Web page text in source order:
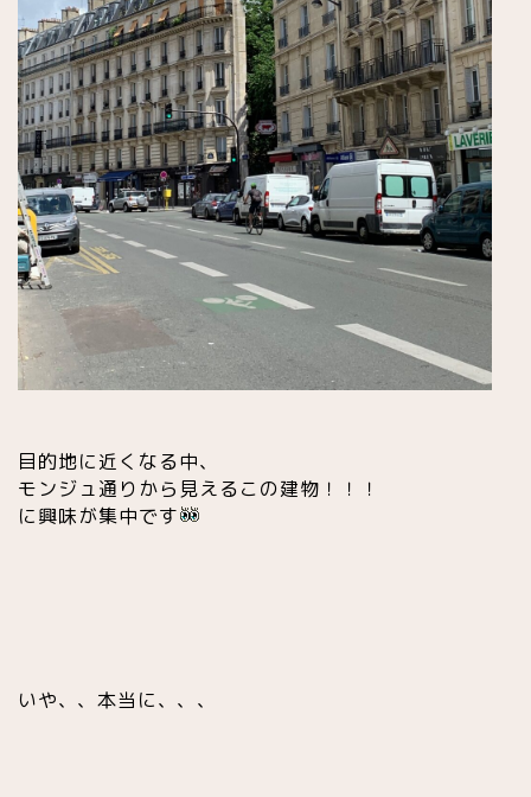
目的地に近くなる中、
モンジュ通りから見えるこの建物！！！
に興味が集中です
いや、、本当に、、、